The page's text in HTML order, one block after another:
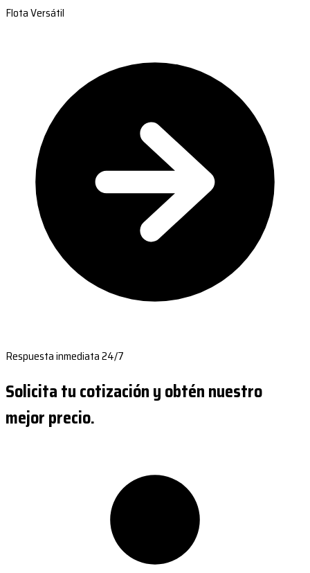
Flota Versátil
Respuesta inmediata 24/7
Solicita tu cotización y obtén nuestro
mejor precio.